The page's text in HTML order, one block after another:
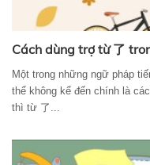
Cách dùng trợ từ 了
Một trong những ngữ pháp
thể không kể đến chính là
thì từ 了...